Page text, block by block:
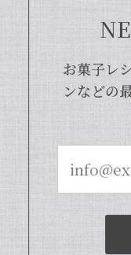
り、大
富な莢
まして
らに使
商品と
ニラピ
レシピ
すので
ひチェ
機会が
お願い
お菓子レ
ンなどの